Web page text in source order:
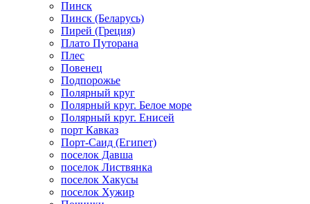
Пинск
Пинск (Беларусь)
Пирей (Греция)
Плато Путорана
Плес
Повенец
Подпорожье
Полярный круг
Полярный круг. Белое море
Полярный круг. Енисей
порт Кавказ
Порт-Саид (Египет)
поселок Давша
поселок Листвянка
поселок Хакусы
поселок Хужир